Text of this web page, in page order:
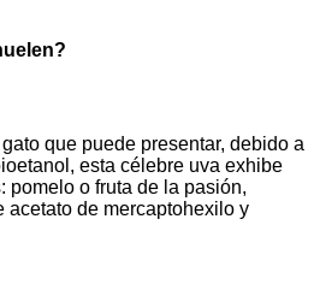
que puede presentar, debido a
esta célebre uva exhibe
pomelo o fruta de la pasión,
acetato de mercaptohexilo y